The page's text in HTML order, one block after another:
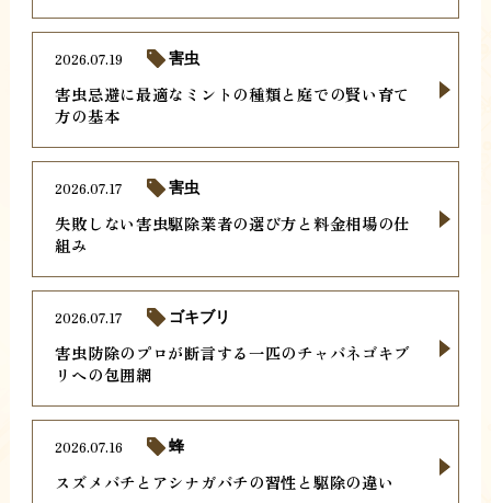
害虫忌避に最適なミントの種類と庭での賢い育て
方の基本
2026.07.19 害虫
失敗しない害虫駆除業者の選び方と料金相場の仕
組み
2026.07.17 害虫
害虫防除のプロが断言する一匹のチャバネゴキブ
リへの包囲網
2026.07.17 ゴキブリ
スズメバチとアシナガバチの習性と駆除の違い
2026.07.16 蜂